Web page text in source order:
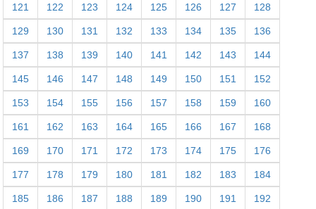
121 122 123 124 125 126 127 128
129 130 131 132 133 134 135 136
137 138 139 140 141 142 143 144
145 146 147 148 149 150 151 152
153 154 155 156 157 158 159 160
161 162 163 164 165 166 167 168
169 170 171 172 173 174 175 176
177 178 179 180 181 182 183 184
185 186 187 188 189 190 191 192